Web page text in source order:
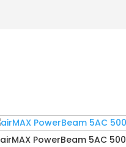
airMAX PowerBeam 5AC 500